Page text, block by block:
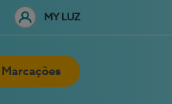
MY LUZ
Marcações